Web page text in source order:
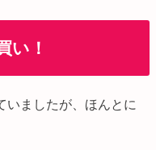
い！
いましたが、ほんとに